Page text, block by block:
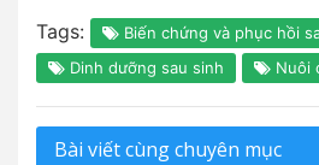
Tags:
Biến chứng và phục hồi
Dinh dưỡng sau sinh
Nuôi
Bài viết cùng chuyên mục